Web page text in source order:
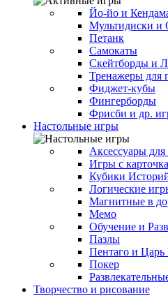
Йо-йо и
Мультидиски и
Петанк
Самокаты
Скейтборды и
Тренажеры для
Фиджет-кубы
Фингерборды
Фрисби и др.
Настольные игры
Аксессуары
Игры с
Кубики
Логические
Магнитные в
Мемо
Обучение и
Пазлы
Пентаго и Царь
Покер
Творчество и рисование